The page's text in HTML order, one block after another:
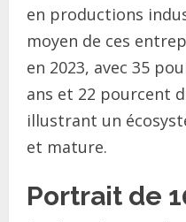
en productions
moyen de ces
en 2023, avec 35
ans et 22 pourcent
illustrant un
et mature.
Portrait de